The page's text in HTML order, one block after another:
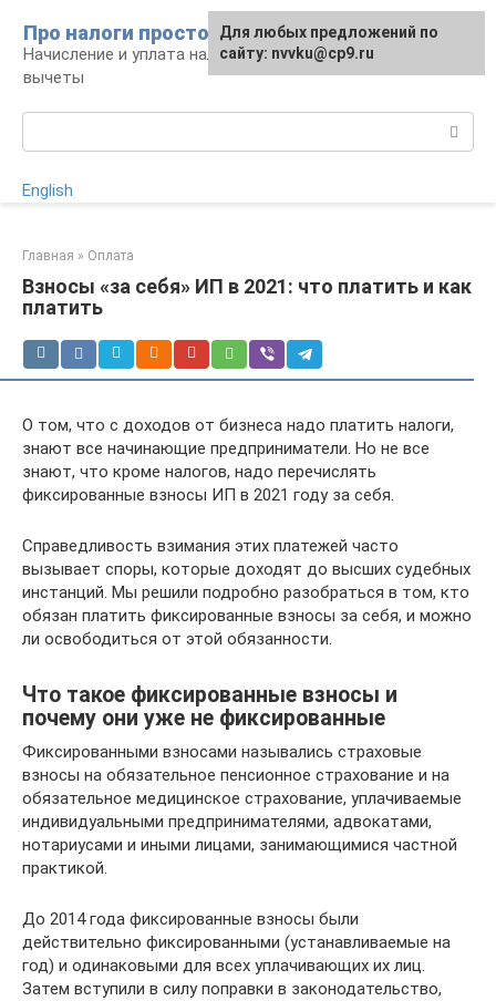
контенту
Про налоги просто
Начисление и уплата налогов, налоговые
вычеты
English
Главная » Оплата
Взносы «за себя» ИП в 2021: что платить и как
платить
О том, что с доходов от бизнеса надо платить налоги,
знают все начинающие предприниматели. Но не все
знают, что кроме налогов, надо перечислять
фиксированные взносы ИП в 2021 году за себя.
Справедливость взимания этих платежей часто
вызывает споры, которые доходят до высших судебных
инстанций. Мы решили подробно разобраться в том, кто
обязан платить фиксированные взносы за себя, и можно
ли освободиться от этой обязанности.
Что такое фиксированные взносы и
почему они уже не фиксированные
Фиксированными взносами назывались страховые
взносы на обязательное пенсионное страхование и на
обязательное медицинское страхование, уплачиваемые
индивидуальными предпринимателями, адвокатами,
нотариусами и иными лицами, занимающимися частной
практикой.
До 2014 года фиксированные взносы были
действительно фиксированными (устанавливаемые на
год) и одинаковыми для всех уплачивающих их лиц.
Затем вступили в силу поправки в законодательство,
Для любых предложений по
сайту: nvvku@cp9.ru